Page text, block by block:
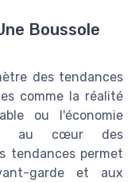
Boussole
des tendances
comme la réalité
ou l'économie
au cœur des
tendances permet
garde et aux